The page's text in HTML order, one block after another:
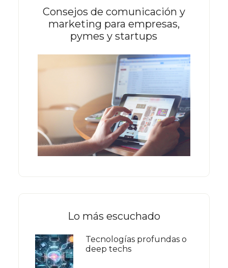
Consejos de comunicación y
marketing para empresas,
pymes y startups
Lo más escuchado
Tecnologías profundas o
deep techs